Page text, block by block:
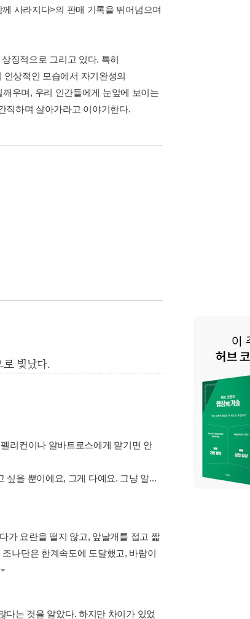
사라지다>의 판매 기록을 뛰어넘으며
징적으로 그리고 있다. 특히
상적인 모습에서 자기완성의
우며, 우리 인간들에게 눈앞에 보이는
직하며 살아가라고 이야기한다.
로 빛났다.
리컨이나 알바트로스에게 맡기면 안
싶을 뿐이에요, 그게 다예요. 그냥 알...
가 요란을 떨지 않고, 앞날개를 접고 짧
나단은 한계속도에 도달했고, 바람이
다는 것을 알았다. 하지만 차이가 있었